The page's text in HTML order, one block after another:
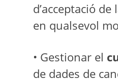
d’acceptació
en qualsevol
• Gestionar el
de dades de